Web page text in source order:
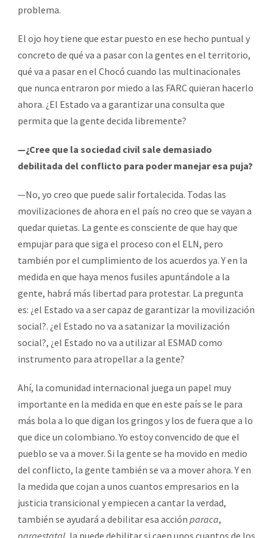
problema.
El ojo hoy tiene que estar puesto en ese hecho puntual y
concreto de qué va a pasar con la gentes en el territorio,
qué va a pasar en el Chocó cuando las multinacionales
que nunca entraron por miedo a las FARC quieran hacerlo
ahora. ¿El Estado va a garantizar una consulta que
permita que la gente decida libremente?
—¿Cree que la sociedad civil sale demasiado
debilitada del conflicto para poder manejar esa puja?
—No, yo creo que puede salir fortalecida. Todas las
movilizaciones de ahora en el país no creo que se vayan a
quedar quietas. La gente es consciente de que hay que
empujar para que siga el proceso con el ELN, pero
también por el cumplimiento de los acuerdos ya. Y en la
medida en que haya menos fusiles apuntándole a la
gente, habrá más libertad para protestar. La pregunta
es: ¿el Estado va a ser capaz de garantizar la movilización
social?. ¿el Estado no va a satanizar la movilización
social?, ¿el Estado no va a utilizar al ESMAD como
instrumento para atropellar a la gente?
Ahí, la comunidad internacional juega un papel muy
importante en la medida en que en este país se le para
más bola a lo que digan los gringos y los de fuera que a lo
que dice un colombiano. Yo estoy convencido de que el
pueblo se va a mover. Si la gente se ha movido en medio
del conflicto, la gente también se va a mover ahora. Y en
la medida que cojan a unos cuantos empresarios en la
justicia transicional y empiecen a cantar la verdad,
también se ayudará a debilitar esa acción paraca,
paraestatal, la puede debilitar si caen unos cuantos de los